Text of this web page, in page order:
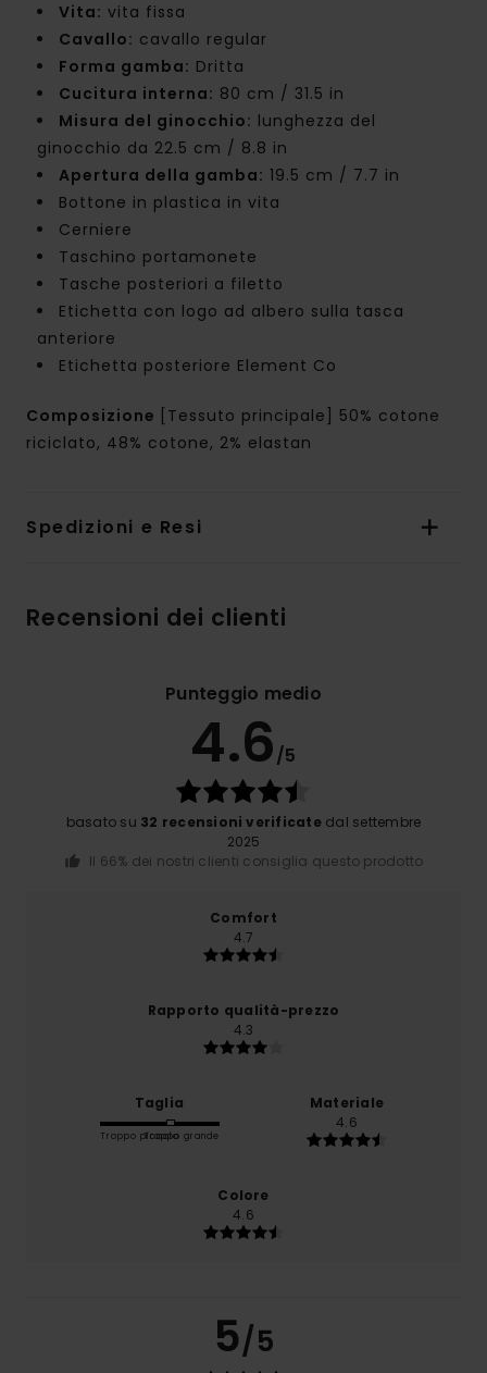
Vita: vita fissa
Cavallo: cavallo regular
Forma gamba: Dritta
Cucitura interna: 80 cm / 31.5 in
Misura del ginocchio: lunghezza del
ginocchio da 22.5 cm / 8.8 in
Apertura della gamba: 19.5 cm / 7.7 in
Bottone in plastica in vita
Cerniere
Taschino portamonete
Tasche posteriori a filetto
Etichetta con logo ad albero sulla tasca
anteriore
Etichetta posteriore Element Co
Composizione
[Tessuto principale] 50% cotone
riciclato, 48% cotone, 2% elastan
Spedizioni e Resi
Recensioni dei clienti
Punteggio medio
4.6/5
basato su 32 recensioni verificatedal settembre
2025
Il 66% dei nostri clienti consiglia questo prodotto
Comfort
4.7
Rapporto qualità-prezzo
4.3
Taglia
Troppo piccoloTroppo grande
Materiale
4.6
Colore
4.6
5/5